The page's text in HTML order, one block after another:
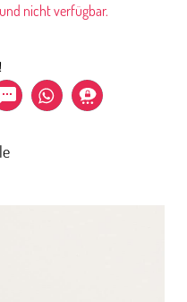
nicht verfügbar.